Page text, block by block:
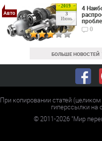
2019
3
Июнь
Авто
4
0
БОЛЬШЕ НОВОСТЕЙ
При копировании статей
гиперссылки на
©2011-2026 "Мир